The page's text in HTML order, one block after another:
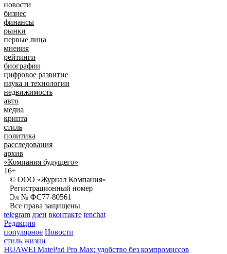
новости
бизнес
финансы
рынки
первые лица
мнения
рейтинги
биографии
цифровое развитие
наука и технологии
недвижимость
авто
медиа
крипта
стиль
политика
расследования
архив
«Компания будущего»
16+
© ООО «Журнал Компания»
Регистрационный номер
Эл № ФС77-80561
Все права защищены
telegram дзен вконтакте tenchat
Редакция
популярное Новости
стиль жизни
HUAWEI MatePad Pro Max: удобство без компромиссов